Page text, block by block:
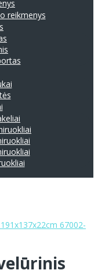
reikmenys
67002-